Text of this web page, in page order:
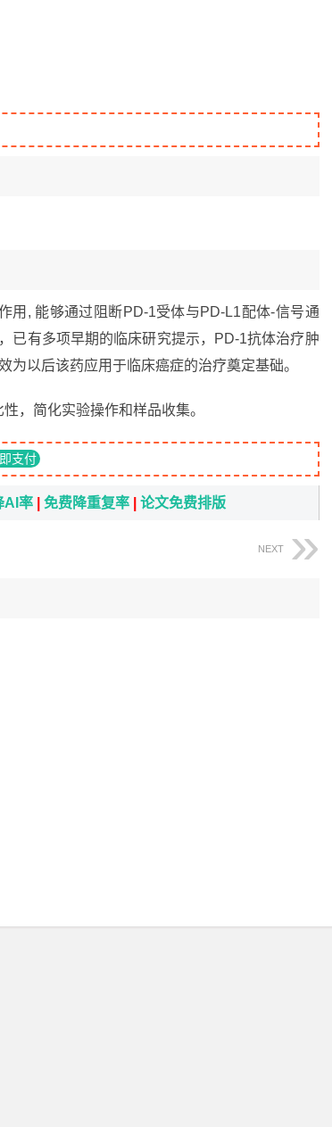
用, 能够通过阻断PD-1受体与PD-L1配体-信号通
已有多项早期的临床研究提示，PD-1抗体治疗肿
以后该药应用于临床癌症的治疗奠定基础。
，简化实验操作和样品收集。
支付
AI率 免费降重复率 论文免费排版
NEXT